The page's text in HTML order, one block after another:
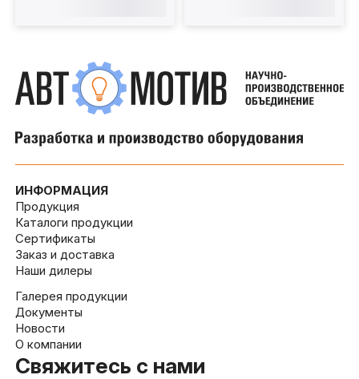
ИНФОРМАЦИЯ
Продукция
Каталоги продукции
Сертификаты
Заказ и доставка
Наши дилеры
Галерея продукции
Документы
Новости
О компании
Свяжитесь с нами